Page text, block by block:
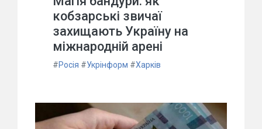
кобзарські звичаї
захищають Україну на
міжнародній арені
#Росія #Укрінформ #Харків